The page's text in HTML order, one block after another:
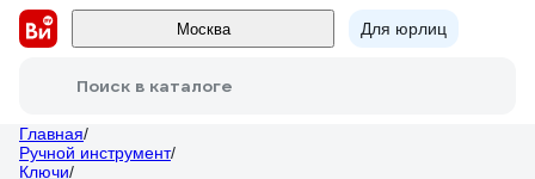
Москва Для юрлиц
Поиск в каталоге
Главная/
Ручной инструмент/
Ключи/